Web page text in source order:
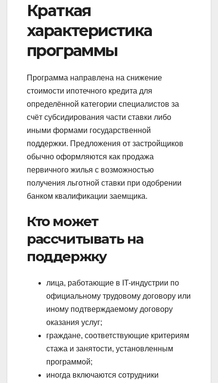
Краткая
характеристика
программы
Программа направлена на снижение
стоимости ипотечного кредита для
определённой категории специалистов за
счёт субсидирования части ставки либо
иными формами государственной
поддержки. Предложения от застройщиков
обычно оформляются как продажа
первичного жилья с возможностью
получения льготной ставки при одобрении
банком квалификации заемщика.
Кто может
рассчитывать на
поддержку
лица, работающие в IT-индустрии по
официальному трудовому договору или
иному подтверждаемому договору
оказания услуг;
граждане, соответствующие критериям
стажа и занятости, установленным
программой;
иногда включаются сотрудники